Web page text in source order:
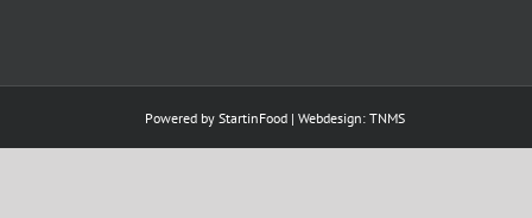
Powered by StartinFood | Webdesign: TNMS